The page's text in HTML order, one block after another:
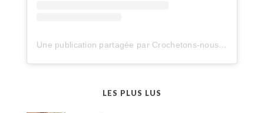
Une publication partagée par Crochetons-nous dans les bois (@crochetonsnousdanslesbois)
LES PLUS LUS